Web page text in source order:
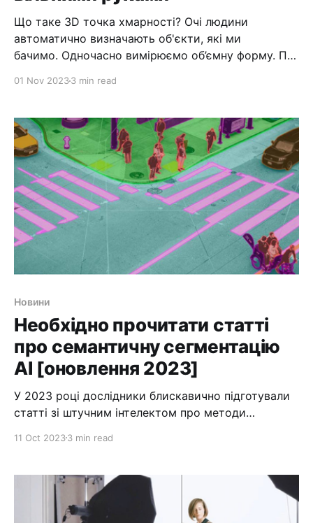
Що таке 3D точка хмарності? Очі людини
автоматично визначають об'єкти, які ми
бачимо. Одночасно вимірюємо об’ємну форму. По
ви визначаєте їхні тривимірні форми та
класифікуєте
01 Nov 20233 min read
Новини
Необхідно прочитати статті
про семантичну сегментацію
AI [оновлення 2023]
У 2023 році дослідники блискавично підготували
статті зі штучним інтелектом про методи
неможливо, тому ми виділимо кілька гідних
обличчя ШІ, виявлення об’єктів і сегментація
екземплярів. Сегментація — це процес поділу
зображення на певні мітки. Для фото вулиці
11 Oct 20233 min read